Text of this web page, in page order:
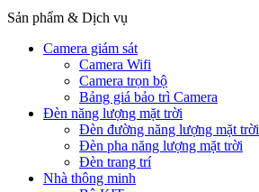
Sản phẩm & Dịch vụ
Camera giám sát
Camera Wifi
Camera trọn bộ
Bảng giá bảo trì Camera
Đèn năng lượng mặt trời
Đèn đường năng lượng mặt trời
Đèn pha năng lượng mặt trời
Đèn trang trí
Nhà thông minh